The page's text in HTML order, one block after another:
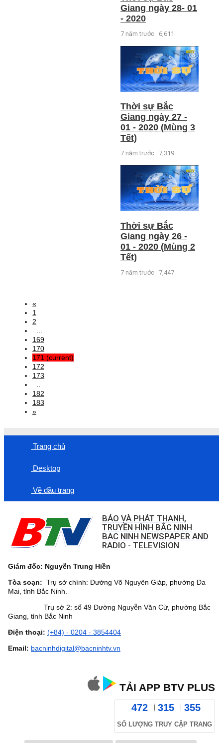
Giang ngày 28- 01
- 2020
7 năm trước 6,611
Thời sự Bắc
Giang ngày 27 -
01 - 2020 (Mùng 3
Tết)
7 năm trước 7,319
Thời sự Bắc
Giang ngày 26 -
01 - 2020 (Mùng 2
Tết)
7 năm trước 7,447
«
1
2
169
170
171 (current)
172
173
182
183
»
Trang chủ
Desktop
Về đầu trang
BÁO VÀ PHÁT THANH,
TRUYỀN HÌNH BẮC NINH
BAC NINH NEWSPAPER AND
RADIO - TELEVISION
Giám đốc: Nguyễn Trung Hiền
Tòa soạn: Trụ sở chính: Đường Võ Nguyên Giáp, phường Đa
Mai, tỉnh Bắc Ninh.
Trụ sở 2: số 49 Đường Nguyễn Văn Cừ, phường Bắc
Giang, tỉnh Bắc Ninh
Điện thoại: (+84) - 0204 - 3854404
Email: bacninhdigital@bacninhtv.vn
TẢI APP BTV PLUS
472 315 355
SỐ LƯỢNG TRUY CẬP TRANG